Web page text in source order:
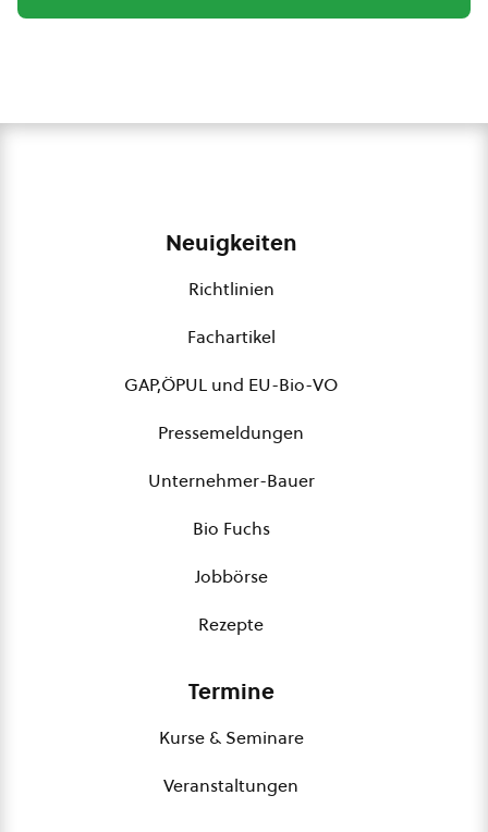
Neuigkeiten
Richtlinien
Fachartikel
GAP,ÖPUL und EU-Bio-VO
Pressemeldungen
Unternehmer-Bauer
Bio Fuchs
Jobbörse
Rezepte
Termine
Kurse & Seminare
Veranstaltungen